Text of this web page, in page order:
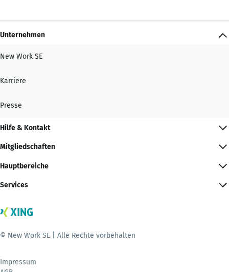
Unternehmen
New Work SE
Karriere
Presse
Hilfe & Kontakt
Mitgliedschaften
Hauptbereiche
Services
© New Work SE | Alle Rechte vorbehalten
Impressum